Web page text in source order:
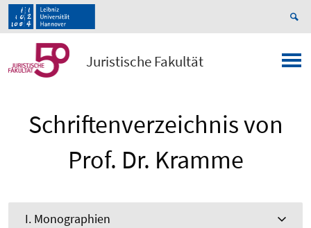
Juristische Fakultät
Schriftenverzeichnis von
Prof. Dr. Kramme
I. Monographien